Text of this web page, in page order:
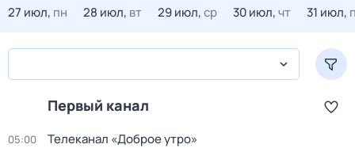
27 июл, пн 28 июл, вт 29 июл,ср 30 июл,чт 31 июл,
Первый канал
05:00 Телеканал «Доброе утро»